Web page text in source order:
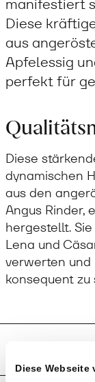
Diese Webseite
manifestiert
Diese
aus
Apfelessig
perfekt für
Diese
dynamischen
aus den
Angus Rinder,
hergestellt.
Lena und
verwerten und
konsequent zu